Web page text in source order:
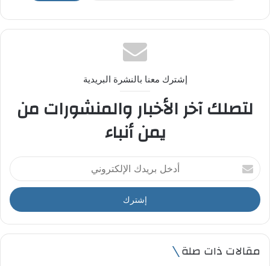
إشترك معنا بالنشرة البريدية
لتصلك آخر الأخبار والمنشورات من
يمن أنباء
أ
د
خ
ل
ر
د
مقالات ذات صلة